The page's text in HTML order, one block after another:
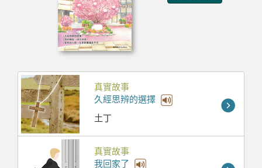
真實故事
久經思辨的選擇
土丁
真實故事
我回家了